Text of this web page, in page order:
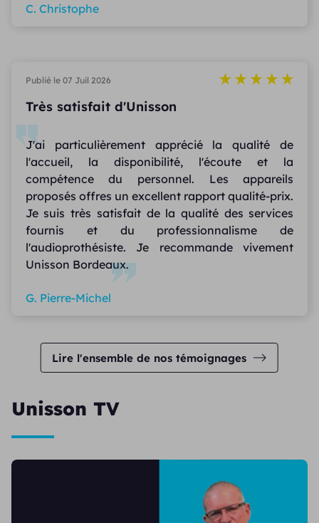
Lire l'ensemble de nos témoignages
C. Christophe
Publié le 07 Juil 2026
Très satisfait d'Unisson
J'ai particulièrement apprécié la qualité de
l'accueil, la disponibilité, l'écoute et la
compétence du personnel. Les appareils
proposés offres un excellent rapport qualité-prix.
Je suis très satisfait de la qualité des services
fournis et du professionnalisme de
l'audioprothésiste. Je recommande vivement
Unisson Bordeaux.
G. Pierre-Michel
Unisson TV